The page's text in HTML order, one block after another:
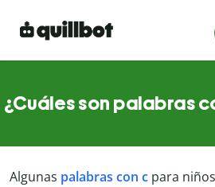
¿Cuáles son palabras
Algunas palabras con c para